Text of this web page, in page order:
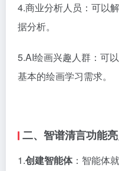
4.商业分析人员：可以
据分析。
5.AI绘画兴趣人群：可
基本的绘画学习需求。
二、智谱清言功能
1.创建智能体：智能体